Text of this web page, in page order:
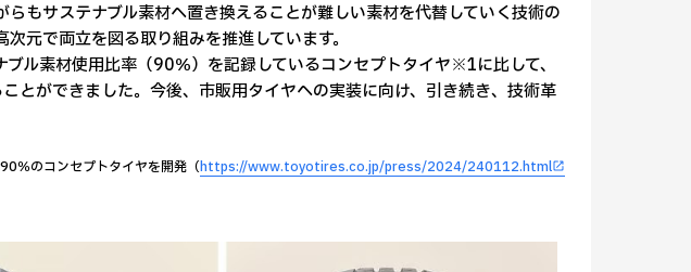
もサステナブル素材へ置き換えることが難しい素材を代替していく技術の
元で両立を図る取り組みを推進しています。
ル素材使用比率（90％）を記録しているコンセプトタイヤ※1に比して、
とができました。今後、市販用タイヤへの実装に向け、引き続き、技術革
のコンセプトタイヤを開発（https://www.toyotires.co.jp/press/2024/240112.html